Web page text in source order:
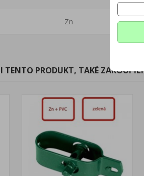
Zn
TENTO PRODUKT, TAKÉ ZAKOUPILI